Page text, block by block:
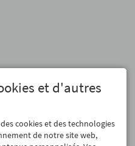
we don’t like spam, either. We
et d'autres
cookies et des technologies
de notre site web,